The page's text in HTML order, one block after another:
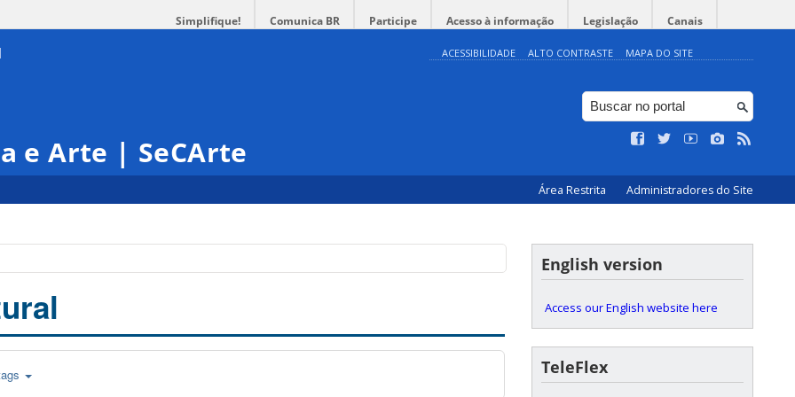
Simplifique! Comunica BR Participe Acesso à informação Legislação Canais
ACESSIBILIDADE ALTO CONTRASTE MAPA DO SITE
e Arte | SeCArte
Área Restrita Administradores do Site
English version
Access our English website here
TeleFlex